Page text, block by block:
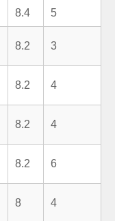
8.4 5
8.2 3
8.2 4
8.2 4
8.2 6
8 4